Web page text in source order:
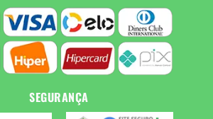
SEGURANÇA